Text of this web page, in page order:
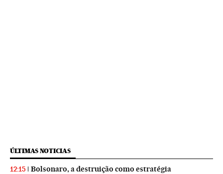
ÚLTIMAS NOTICIAS
12:15 Bolsonaro, a destruição como estratégia